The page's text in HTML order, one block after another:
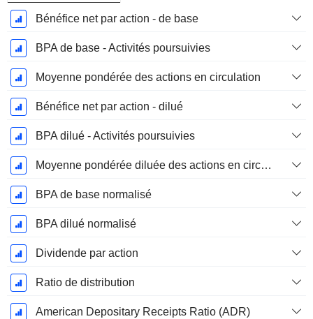
Bénéfice net par action - de base
BPA de base - Activités poursuivies
Moyenne pondérée des actions en circulation
Bénéfice net par action - dilué
BPA dilué - Activités poursuivies
Moyenne pondérée diluée des actions en circulation
BPA de base normalisé
BPA dilué normalisé
Dividende par action
Ratio de distribution
American Depositary Receipts Ratio (ADR)